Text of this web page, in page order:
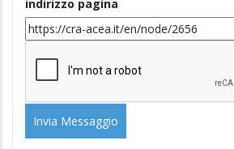
indirizzo pagina